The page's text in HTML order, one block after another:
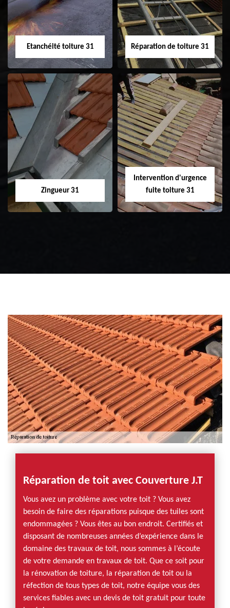
toiture 31
Etanchéité toiture 31
Etanchéité toiture
31
Réparation de toiture 31
Réparation de
toiture 31
Zingueur 31
Intervention d'urgence
fuite toiture 31
Réparation de toit avec Couverture J.T
Vous avez un problème avec votre toit ? Vous avez
besoin de faire des réparations puisque des tuiles sont
endommagées ? Vous êtes au bon endroit. Certifiés et
disposant de nombreuses années d’expérience dans le
domaine des travaux de toit, nous sommes à l’écoute
de votre demande en travaux de toit. Que ce soit pour
la rénovation de toiture, la réparation de toit ou la
réfection de tous types de toit, notre équipe vous des
services fiables avec un devis de toit gratuit pour toute